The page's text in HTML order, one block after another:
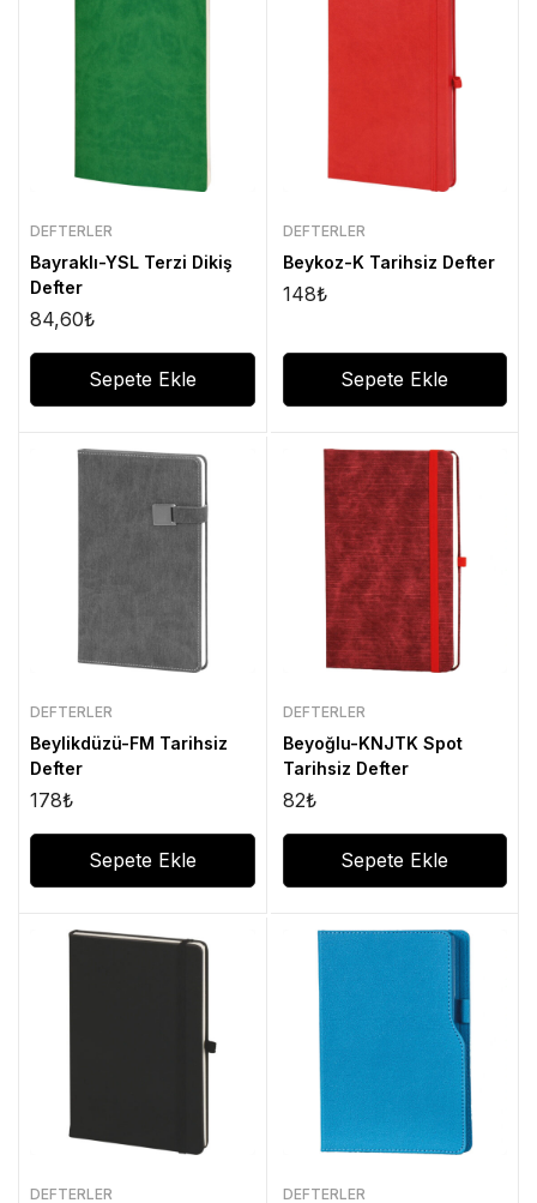
DEFTERLER
Bayraklı-YSL Terzi Dikiş
Defter
84,60₺
Sepete Ekle
DEFTERLER
Beykoz-K Tarihsiz Defter
148₺
Sepete Ekle
DEFTERLER
Beylikdüzü-FM Tarihsiz
Defter
178₺
Sepete Ekle
DEFTERLER
Beyoğlu-KNJTK Spot
Tarihsiz Defter
82₺
Sepete Ekle
DEFTERLER DEFTERLER